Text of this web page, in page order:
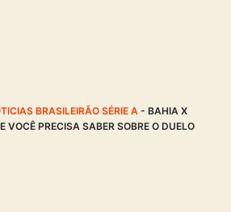
BRASILEIRÃO SÉRIE A- BAHIA X
VOCÊ PRECISA SABER SOBRE O DUELO